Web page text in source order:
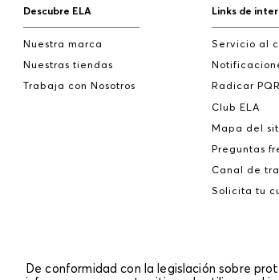
Descubre ELA
Nuestra marca
Nuestras tiendas
Trabaja con Nosotros
Links de
Servicio al
Radicar
Club ELA
Mapa del
Preguntas
Canal de
Solicita tu
De conformidad con la legislación sobre